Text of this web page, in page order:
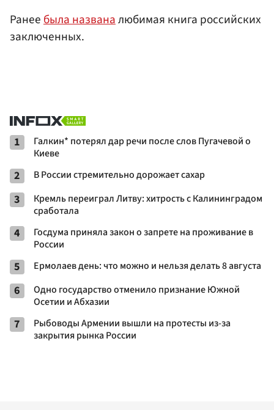
Ранеебыла названалюбимая книга российских
заключенных.
1
Галкин* потерял дар речи после слов Пугачевой о
Киеве
2 В России стремительно дорожает сахар
3
Кремль переиграл Литву: хитрость с Калининградом
сработала
4
Госдума приняла закон о запрете на проживание в
России
5 Ермолаев день: что можно и нельзя делать 8 августа
6
Одно государство отменило признание Южной
Осетии и Абхазии
7
Рыбоводы Армении вышли на протесты из-за
закрытия рынка России